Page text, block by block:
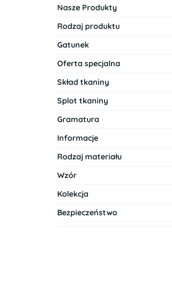
Nasze Produkty
Rodzaj produktu
Gatunek
Oferta specjalna
Skład tkaniny
Splot tkaniny
Gramatura
Informacje
Rodzaj materiału
Wzór
Kolekcja
Bezpieczeństwo